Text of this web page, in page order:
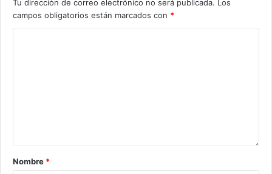
Tu dirección de correo electrónico no será publicada. Los
campos obligatorios están marcados con *
Nombre *